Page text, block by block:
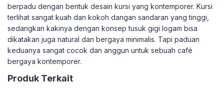
berpadu dengan bentuk desain kursi yang kontemporer. Kursi
terlihat sangat kuah dan kokoh dangan sandaran yang tinggi,
sedangkan kakinya dengan konsep tusuk gigi logam bisa
dikatakan juga natural dan bergaya minimalis. Tapi paduan
keduanya sangat cocok dan anggun untuk sebuah café
bergaya kontemporer.
Produk Terkait